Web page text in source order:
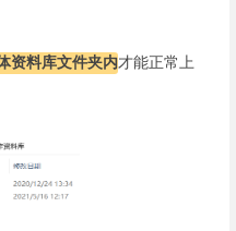
资料库文件夹内才能正常上